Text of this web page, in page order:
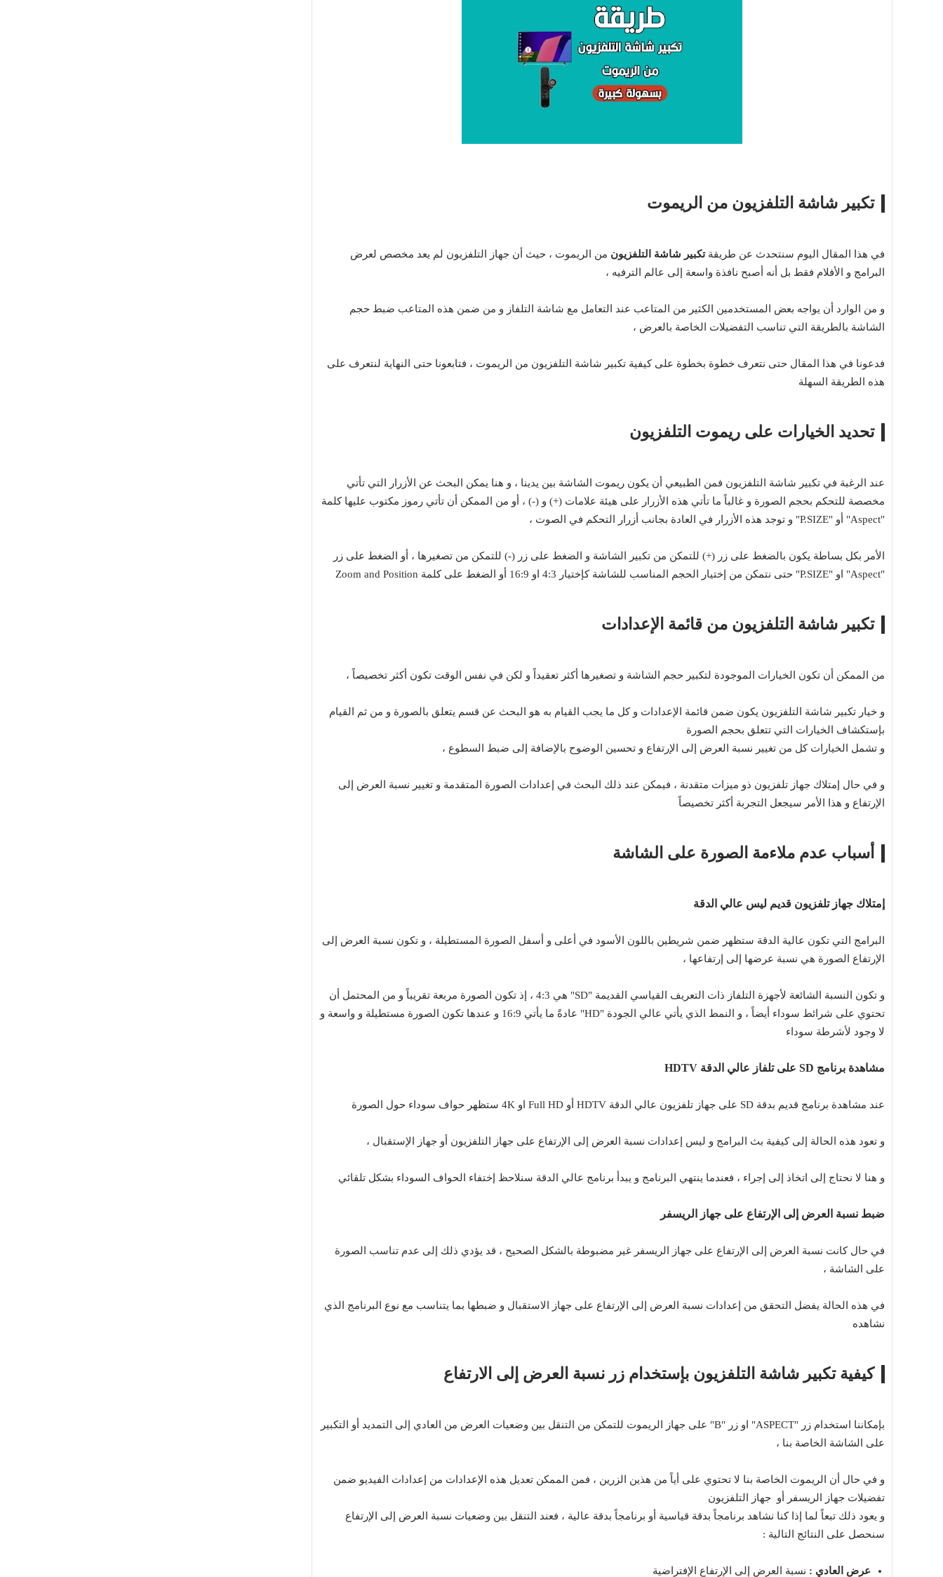
تكبير شاشة التلفزيون من الريموت
في هذا المقال اليوم سنتحدث عن طريقةتكبير شاشة التلفزيون من الريموت ، حيث أن جهاز التلفزيون لم يعد مخصص لعرض
البرامج و الأفلام فقط بل أنه أصبح نافذة واسعة إلى عالم الترفيه ،
و من الوارد أن يواجه بعض المستخدمين الكثير من المتاعب عند التعامل مع شاشة التلفاز و من ضمن هذه المتاعب ضبط حجم
الشاشة بالطريقة التي تناسب التفضيلات الخاصة بالعرض ،
فدعونا في هذا المقال حتى نتعرف خطوة بخطوة على كيفية تكبير شاشة التلفزيون من الريموت ، فتابعونا حتى النهاية لنتعرف على
هذه الطريقة السهلة
تحديد الخيارات على ريموت التلفزيون
عند الرغبة في تكبير شاشة التلفزيون فمن الطبيعي أن يكون ريموت الشاشة بين يدينا ، و هنا يمكن البحث عن الأزرار التي تأتي
مخصصة للتحكم بحجم الصورة و غالباً ما تأتي هذه الأزرار على هيئة علامات (+) و (-) ، أو من الممكن أن تأتي رموز مكتوب عليها كلمة
"Aspect" أو "P.SIZE" و توجد هذه الأزرار في العادة بجانب أزرار التحكم في الصوت ،
الأمر بكل بساطة يكون بالضغط على زر (+) للتمكن من تكبير الشاشة و الضغط على زر (-) للتمكن من تصغيرها ، أو الضغط على زر
"Aspect" او "P.SIZE" حتى نتمكن من إختيار الحجم المناسب للشاشة كإختيار 4:3 او 16:9 أو الضغط على كلمة Zoom and Position
تكبير شاشة التلفزيون من قائمة الإعدادات
من الممكن أن تكون الخيارات الموجودة لتكبير حجم الشاشة و تصغيرها أكثر تعقيداً و لكن في نفس الوقت تكون أكثر تخصيصاً ،
و خيار تكبير شاشة التلفزيون يكون ضمن قائمة الإعدادات و كل ما يجب القيام به هو البحث عن قسم يتعلق بالصورة و من ثم القيام
بإستكشاف الخيارات التي تتعلق بحجم الصورة
و تشمل الخيارات كل من تغيير نسبة العرض إلى الإرتفاع و تحسين الوضوح بالإضافة إلى ضبط السطوع ،
و في حال إمتلاك جهاز تلفزيون ذو ميزات متقدنة ، فيمكن عند ذلك البحث في إعدادات الصورة المتقدمة و تغيير نسبة العرض إلى
الإرتفاع و هذا الأمر سيجعل التجربة أكثر تخصيصاً
أسباب عدم ملاءمة الصورة على الشاشة
إمتلاك جهاز تلفزيون قديم ليس عالي الدقة
البرامج التي تكون عالية الدقة ستظهر ضمن شريطين باللون الأسود في أعلى و أسفل الصورة المستطيلة ، و تكون نسبة العرض إلى
الإرتفاع الصورة هي نسبة عرضها إلى إرتفاعها ،
و تكون النسبة الشائعة لأجهزة التلفاز ذات التعريف القياسي القديمة "SD" هي 4:3 ، إذ تكون الصورة مربعة تقريباً و من المحتمل أن
تحتوي على شرائط سوداء أيضاً ، و النمط الذي يأتي عالي الجودة "HD" عادةً ما يأتي 16:9 و عندها تكون الصورة مستطيلة و واسعة و
لا وجود لأشرطة سوداء
مشاهدة برنامج SD على تلفاز عالي الدقة HDTV
عند مشاهدة برنامج قديم بدقة SD على جهاز تلفزيون عالي الدقة HDTV أو Full HD او 4K ستظهر حواف سوداء حول الصورة
و تعود هذه الحالة إلى كيفية بث البرامج و ليس إعدادات نسبة العرض إلى الإرتفاع على جهاز التلفزيون أو جهاز الإستقبال ،
و هنا لا نحتاج إلى اتخاذ إلى إجراء ، فعندما ينتهي البرنامج و يبدأ برنامج عالي الدقة سنلاحظ إختفاء الحواف السوداء بشكل تلقائي
ضبط نسبة العرض إلى الإرتفاع على جهاز الريسفر
في حال كانت نسبة العرض إلى الإرتفاع على جهاز الريسفر غير مضبوطة بالشكل الصحيح ، قد يؤدي ذلك إلى عدم تناسب الصورة
على الشاشة ،
في هذه الحالة يفضل التحقق من إعدادات نسبة العرض إلى الإرتفاع على جهاز الاستقبال و ضبطها بما يتناسب مع نوع البرنامج الذي
نشاهده
كيفية تكبير شاشة التلفزيون بإستخدام زر نسبة العرض إلى الارتفاع
بإمكاننا استخدام زر "ASPECT" او زر "B" على جهاز الريموت للتمكن من التنقل بين وضعيات العرض من العادي إلى التمديد أو التكبير
على الشاشة الخاصة بنا ،
و في حال أن الريموت الخاصة بنا لا تحتوي على أياً من هذين الزرين ، فمن الممكن تعديل هذه الإعدادات من إعدادات الفيديو ضمن
تفضيلات جهاز الريسفر أو جهاز التلفزيون
و يعود ذلك تبعاً لما إذا كنا نشاهد برنامجاً بدقة قياسية أو برنامجاً بدقة عالية ، فعند التنقل بين وضعيات نسبة العرض إلى الإرتفاع
سنحصل على النتائج التالية :
عرض العادي : نسبة العرض إلى الإرتفاع الإفتراضية